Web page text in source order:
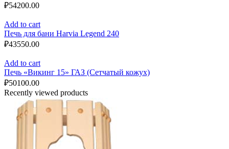
₽54200.00
Add to cart
Печь для бани Harvia Legend 240
₽43550.00
Add to cart
Печь «Викинг 15» ГАЗ (Сетчатый кожух)
₽50100.00
Recently viewed products